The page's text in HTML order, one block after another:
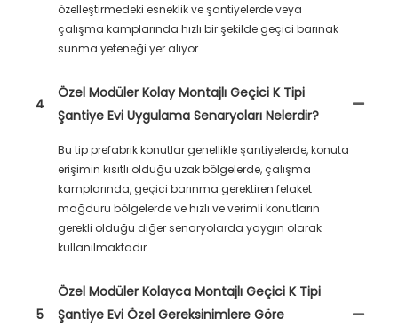
özelleştirmedeki esneklik ve şantiyelerde veya
çalışma kamplarında hızlı bir şekilde geçici barınak
sunma yeteneği yer alıyor.
4
Özel Modüler Kolay Montajlı Geçici K Tipi
Şantiye Evi Uygulama Senaryoları Nelerdir?
Bu tip prefabrik konutlar genellikle şantiyelerde, konuta
erişimin kısıtlı olduğu uzak bölgelerde, çalışma
kamplarında, geçici barınma gerektiren felaket
mağduru bölgelerde ve hızlı ve verimli konutların
gerekli olduğu diğer senaryolarda yaygın olarak
kullanılmaktadır.
5
Özel Modüler Kolayca Montajlı Geçici K Tipi
Şantiye Evi Özel Gereksinimlere Göre